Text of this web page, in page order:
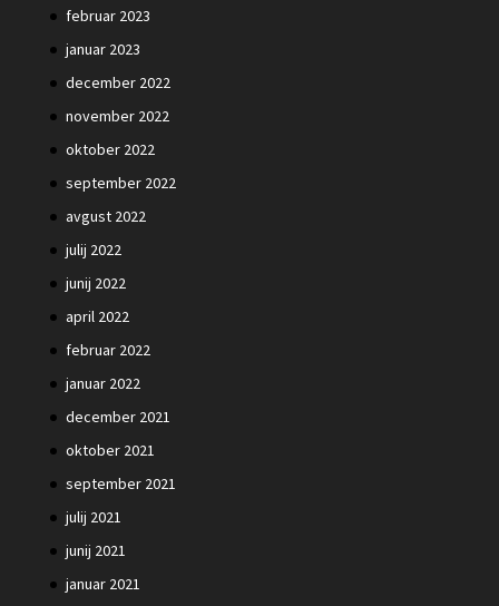
februar 2023
januar 2023
december 2022
november 2022
oktober 2022
september 2022
avgust 2022
julij 2022
junij 2022
april 2022
februar 2022
januar 2022
december 2021
oktober 2021
september 2021
julij 2021
junij 2021
januar 2021